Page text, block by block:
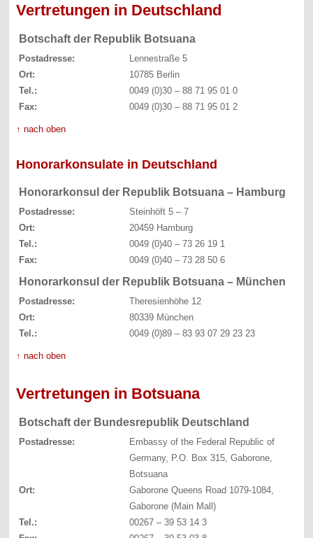
Vertretungen in Deutschland
Botschaft der Republik Botsuana
Postadresse:
Lennestraße 5
Ort:
10785 Berlin
Tel.:
0049 (0)30 – 88 71 95 01 0
Fax:
0049 (0)30 – 88 71 95 01 2
↑ nach oben
Honorarkonsulate in Deutschland
Honorarkonsul der Republik Botsuana – Hamburg
Postadresse:
Steinhöft 5 – 7
Ort:
20459 Hamburg
Tel.:
0049 (0)40 – 73 26 19 1
Fax:
0049 (0)40 – 73 28 50 6
Honorarkonsul der Republik Botsuana – München
Postadresse:
Theresienhöhe 12
Ort:
80339 München
Tel.:
0049 (0)89 – 83 93 07 29 23 23
↑ nach oben
Vertretungen in Botsuana
Botschaft der Bundesrepublik Deutschland
Postadresse:
Embassy of the Federal Republic of
Germany, P.O. Box 315, Gaborone,
Botsuana
Ort:
Gaborone Queens Road 1079-1084,
Gaborone (Main Mall)
Tel.:
00267 – 39 53 14 3